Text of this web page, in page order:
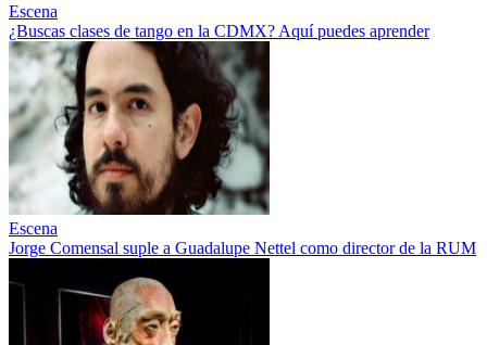
Escena
¿Buscas clases de tango en la CDMX? Aquí puedes aprender
Escena
Jorge Comensal suple a Guadalupe Nettel como director de la RUM